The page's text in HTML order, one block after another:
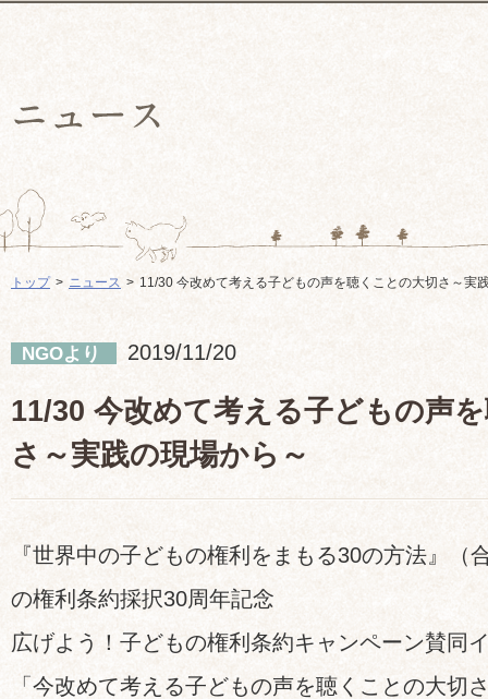
トップ ニュース 11/30 今改めて考える子どもの声を聴くことの大切さ～実
NGOより 2019/11/20
11/30 今改めて考える子どもの声
さ～実践の現場から～
『世界中の子どもの権利をまもる30の方法』（
の権利条約採択30周年記念
広げよう！子どもの権利条約キャンペーン賛同
「今改めて考える子どもの声を聴くことの大